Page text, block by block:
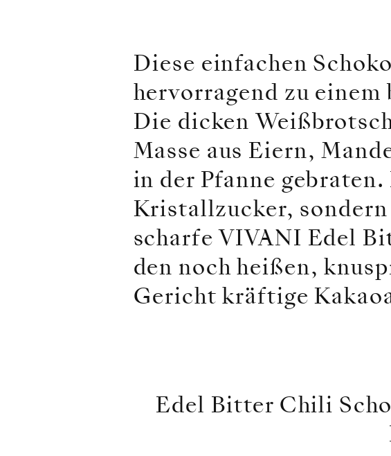
Diese einfachen
hervorragend zu einem
Die dicken
Masse aus Eiern,
in der Pfanne
Kristallzucker,
scharfe VIVANI Edel
den noch heißen,
Gericht kräftige
Edel Bitter Chili